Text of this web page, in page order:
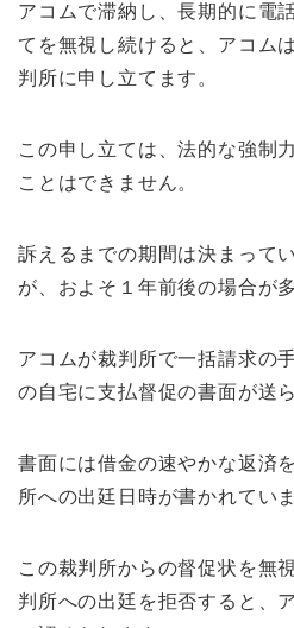
アコムで滞納し、長期的に電
てを無視し続けると、アコム
判所に申し立てます。
この申し立ては、法的な強制
ことはできません。
訴えるまでの期間は決まって
が、およそ１年前後の場合が
アコムが裁判所で一括請求の
の自宅に支払督促の書面が送
書面には借金の速やかな返済
所への出廷日時が書かれていま
この裁判所からの督促状を無
判所への出廷を拒否すると、